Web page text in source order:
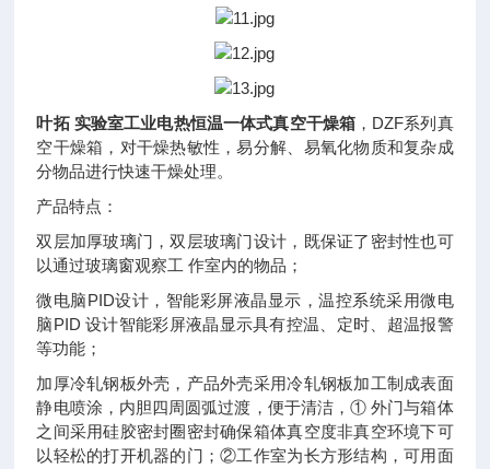
叶拓 实验室工业电热恒温一体式真空干燥箱 ，DZF系列真
空干燥箱，对干燥热敏性，易分解、易氧化物质和复杂成
分物品进行快速干燥处理。
产品特点：
双层加厚玻璃门，双层玻璃门设计，既保证了密封性也可
以通过玻璃窗观察工 作室内的物品；
微电脑PID设计，智能彩屏液晶显示，温控系统采用微电
脑PID 设计智能彩屏液晶显示具有控温、定时、超温报警
等功能；
加厚冷轧钢板外壳，产品外壳采用冷轧钢板加工制成表面
静电喷涂，内胆四周圆弧过渡，便于清洁，① 外门与箱体
之间采用硅胶密封圈密封确保箱体真空度非真空环境下可
以轻松的打开机器的门；②工作室为长方形结构，可用面